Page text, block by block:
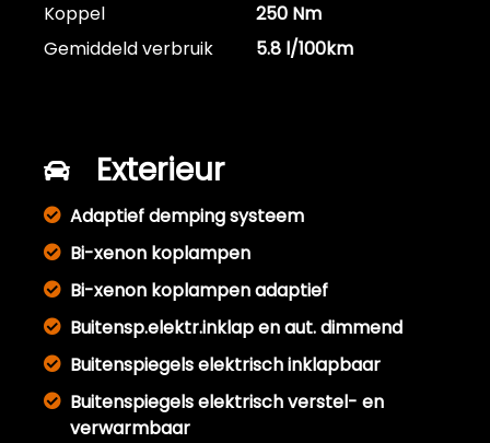
Koppel
250 Nm
Gemiddeld verbruik
5.8 l/100km
Exterieur
Adaptief demping systeem
Bi-xenon koplampen
Bi-xenon koplampen adaptief
Buitensp.elektr.inklap en aut. dimmend
Buitenspiegels elektrisch inklapbaar
Buitenspiegels elektrisch verstel- en
verwarmbaar